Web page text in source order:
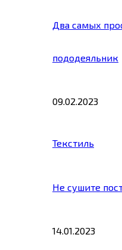
Два самых
пододеяльник
09.02.2023
Текстиль
Не сушите
14.01.2023